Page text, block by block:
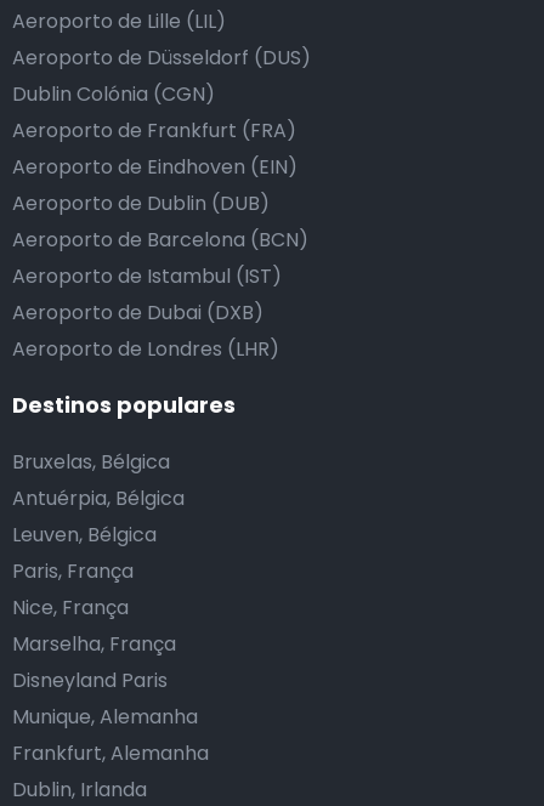
Aeroporto de Lille (LIL)
Aeroporto de Düsseldorf (DUS)
Dublin Colónia (CGN)
Aeroporto de Frankfurt (FRA)
Aeroporto de Eindhoven (EIN)
Aeroporto de Dublin (DUB)
Aeroporto de Barcelona (BCN)
Aeroporto de Istambul (IST)
Aeroporto de Dubai (DXB)
Aeroporto de Londres (LHR)
Destinos populares
Bruxelas, Bélgica
Antuérpia, Bélgica
Leuven, Bélgica
Paris, França
Nice, França
Marselha, França
Disneyland Paris
Munique, Alemanha
Frankfurt, Alemanha
Dublin, Irlanda